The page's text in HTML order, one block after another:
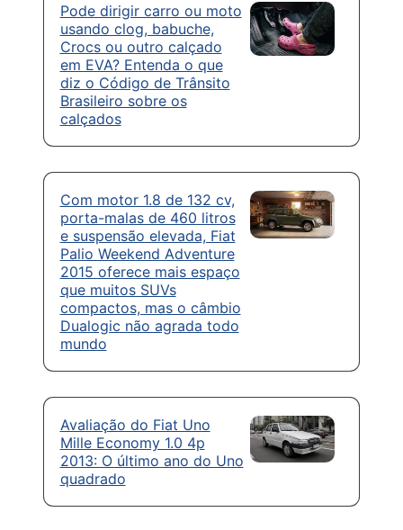
Pode dirigir carro ou moto
usando clog, babuche,
Crocs ou outro calçado
em EVA? Entenda o que
diz o Código de Trânsito
Brasileiro sobre os
calçados
Com motor 1.8 de 132 cv,
porta-malas de 460 litros
e suspensão elevada, Fiat
Palio Weekend Adventure
2015 oferece mais espaço
que muitos SUVs
compactos, mas o câmbio
Dualogic não agrada todo
mundo
Avaliação do Fiat Uno
Mille Economy 1.0 4p
2013: O último ano do Uno
quadrado